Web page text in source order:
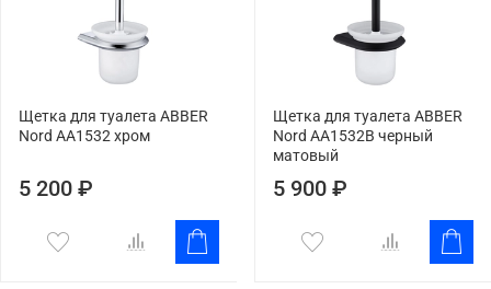
Щетка для туалета ABBER
Nord AA1532 хром
5 200 ₽
Щетка для туалета ABBER
Nord AA1532B черный
матовый
5 900 ₽